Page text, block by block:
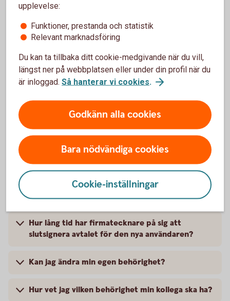
Vanliga frågor och svar
Jag kan inte göra det jag ska i internetbanken
Användare i internetbanken?
Varför får jag felmeddelande när jag försöker
lägga till en ny användare?
Hur slutsignerar firmatecknaren avtalet för den
nya användaren?
Hur lång tid har firmatecknare på sig att
slutsignera avtalet för den nya användaren?
Kan jag ändra min egen behörighet?
Hur vet jag vilken behörighet min kollega ska ha?
upplevelse:
Funktioner, prestanda och statistik
Relevant marknadsföring
Du kan ta tillbaka ditt cookie-medgivande när du vill,
längst ner på webbplatsen eller under din profil när du
är inloggad. Så hanterar vi cookies.
Godkänn alla cookies
Bara nödvändiga cookies
Cookie-inställningar